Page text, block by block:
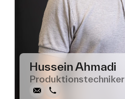
Hussein Ahmadi
Produktionstechniker
SchreibenKopieren
AnrufenKopieren